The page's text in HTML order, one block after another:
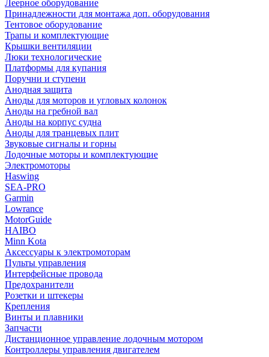
Леерное оборудование
Принадлежности для монтажа доп. оборудования
Тентовое оборудование
Трапы и комплектующие
Крышки вентиляции
Люки технологические
Платформы для купания
Поручни и ступени
Анодная защита
Аноды для моторов и угловых колонок
Аноды на гребной вал
Аноды на корпус судна
Аноды для транцевых плит
Звуковые сигналы и горны
Лодочные моторы и комплектующие
Электромоторы
Haswing
SEA-PRO
Garmin
Lowrance
MotorGuide
HAIBO
Minn Kota
Аксессуары к электромоторам
Пульты управления
Интерфейсные провода
Предохранители
Розетки и штекеры
Крепления
Винты и плавники
Запчасти
Дистанционное управление лодочным мотором
Контроллеры управления двигателем